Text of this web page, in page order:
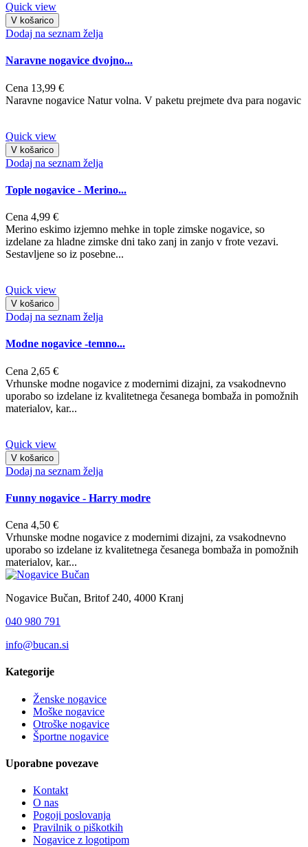
Quick view
V košarico
Dodaj na seznam želja
Naravne nogavice dvojno...
Cena 13,99 €
Naravne nogavice Natur volna. V paketu prejmete dva para nogavic
Quick view
V košarico
Dodaj na seznam želja
Tople nogavice - Merino...
Cena 4,99 €
Merino eskimo izjemno mehke in tople zimske nogavice, so
izdelane za hladne zimske dni tako zanj in zanjo v frote vezavi.
Sestavljene so iz posebne...
Quick view
V košarico
Dodaj na seznam želja
Modne nogavice -temno...
Cena 2,65 €
Vrhunske modne nogavice z modernimi dizajni, za vsakodnevno
uporabo so izdelane iz kvalitetnega česanega bombaža in pomožnih
materialov, kar...
Quick view
V košarico
Dodaj na seznam želja
Funny nogavice - Harry modre
Cena 4,50 €
Vrhunske modne nogavice z modernimi dizajni, za vsakodnevno
uporabo so izdelane iz kvalitetnega česanega bombaža in pomožnih
materialov, kar...
Nogavice Bučan, Britof 240, 4000 Kranj
040 980 791
info@bucan.si
Kategorije
Ženske nogavice
Moške nogavice
Otroške nogavice
Športne nogavice
Uporabne povezave
Kontakt
O nas
Pogoji poslovanja
Pravilnik o piškotkih
Nogavice z logotipom